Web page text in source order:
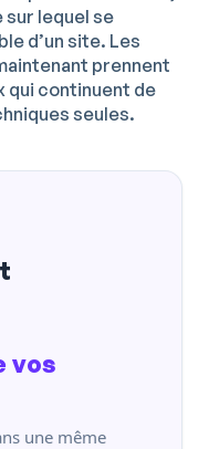
lequel se
d’un site. Les
prennent
qui continuent de
seules.
vos
une même